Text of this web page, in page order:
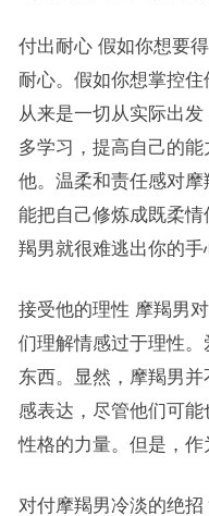
付出耐心 假如你想要
耐心。假如你想掌控
从来是一切从实际出
多学习，提高自己的
他。温柔和责任感对
能把自己修炼成既柔
羯男就很难逃出你的手
接受他的理性 摩羯男
们理解情感过于理性
东西。显然，摩羯男
感表达，尽管他们可
性格的力量。但是，作
对付摩羯男冷淡的绝